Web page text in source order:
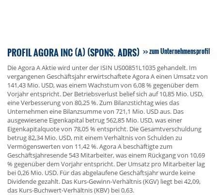
PROFIL AGORA INC (A) (SPONS. ADRS) zum Unternehmensprofil
Die Agora A Aktie wird unter der ISIN US00851L1035 gehandelt. Im
vergangenen Geschäftsjahr erwirtschaftete Agora A einen Umsatz von
141,43 Mio. USD, was einem Wachstum von 6,08 % gegenüber dem
Vorjahr entspricht. Der Betriebsverlust belief sich auf 10,85 Mio. USD,
eine Verbesserung von 80,25 %. Zum Bilanzstichtag wies das
Unternehmen eine Bilanzsumme von 721,1 Mio. USD aus. Das
ausgewiesene Eigenkapital betrug 562,85 Mio. USD, was einer
Eigenkapitalquote von 78,05 % entspricht. Die Gesamtverschuldung
betrug 82,34 Mio. USD, mit einem Verhältnis von Schulden zu
Vermögenswerten von 11,42 %. Agora A beschäftigte zum
Geschäftsjahresende 543 Mitarbeiter, was einem Rückgang von 10,69
% gegenüber dem Vorjahr entspricht. Der Umsatz pro Mitarbeiter lag
bei 0,26 Mio. USD. Für das abgelaufene Geschäftsjahr wurde keine
Dividende gezahlt. Das Kurs-Gewinn-Verhältnis (KGV) liegt bei 42,09,
das Kurs-Buchwert-Verhältnis (KBV) bei 0,63.